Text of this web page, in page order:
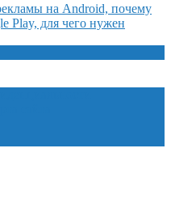
на Android, почему
Play, для чего нужен